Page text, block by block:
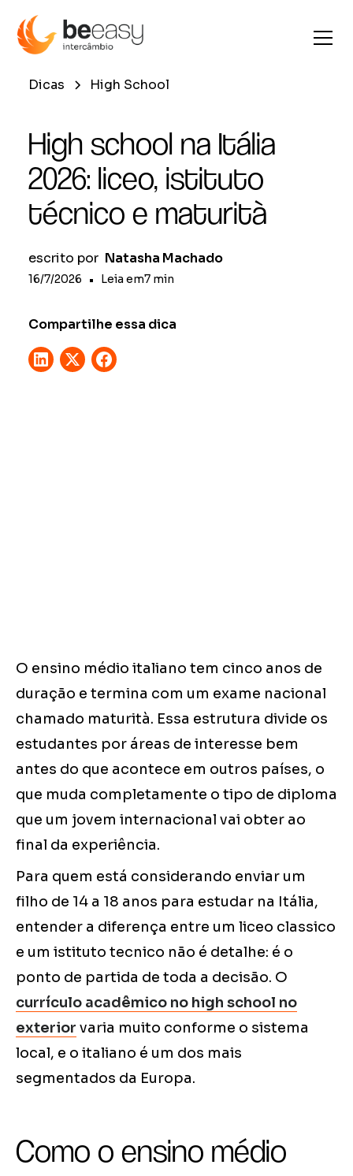
Dicas High School
High school na Itália
2026: liceo, istituto
técnico e maturità
escrito por Natasha Machado
16/7/2026 • Leia em7 min
Compartilhe essa dica
O ensino médio italiano tem cinco anos de
duração e termina com um exame nacional
chamado maturità. Essa estrutura divide os
estudantes por áreas de interesse bem
antes do que acontece em outros países, o
que muda completamente o tipo de diploma
que um jovem internacional vai obter ao
final da experiência.
Para quem está considerando enviar um
filho de 14 a 18 anos para estudar na Itália,
entender a diferença entre um liceo classico
e um istituto tecnico não é detalhe: é o
ponto de partida de toda a decisão. O
currículo acadêmico no high school no
exterior varia muito conforme o sistema
local, e o italiano é um dos mais
segmentados da Europa.
Como o ensino médio